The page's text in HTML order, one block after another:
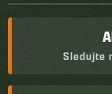
Sledujte